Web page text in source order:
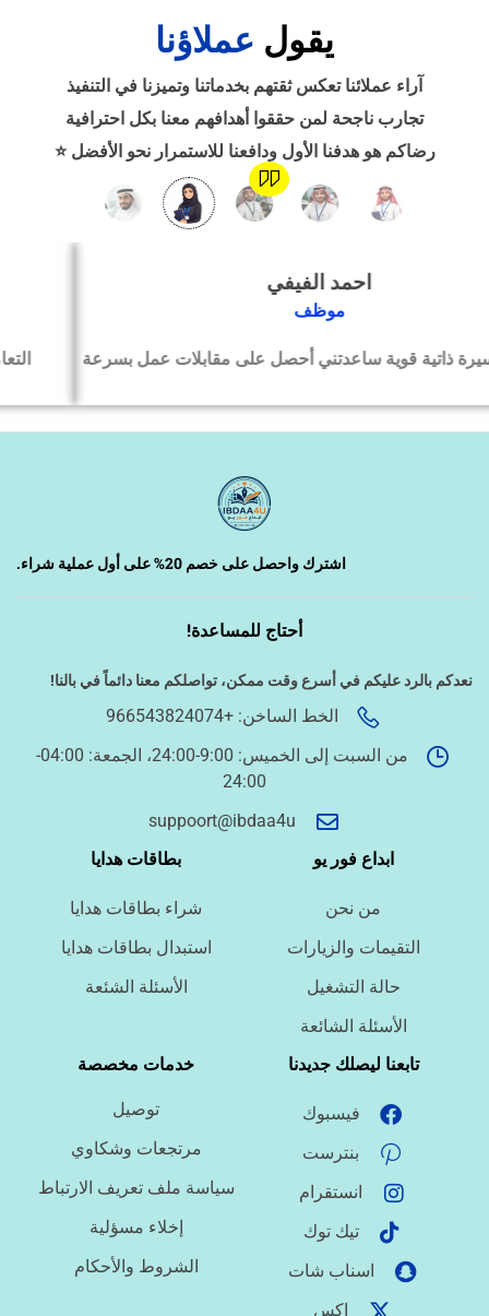
يقول عملاؤنا
آراء عملائنا تعكس ثقتهم بخدماتنا وتميزنا في التنفيذ
تجارب ناجحة لمن حققوا أهدافهم معنا بكل احترافية
رضاكم هو هدفنا الأول ودافعنا للاستمرار نحو الأفضل ⭐
عمل بسرعة التعامل راقٍ والالتزام بالمواعيد واضح، أنصح
اشترك واحصل على خصم 20% على أول عملية شراء.
أحتاج للمساعدة!
نعدكم بالرد عليكم في أسرع وقت ممكن، تواصلكم معنا دائماً في بالنا!
الخط الساخن: +966543824074
من السبت إلى الخميس: 9:00-24:00، الجمعة: 04:00-
24:00
suppoort@ibdaa4u
ابداع فور يو
من نحن
التقيمات والزيارات
حالة التشغيل
الأسئلة الشائعة
بطاقات هدايا
شراء بطاقات هدايا
استبدال بطاقات هدايا
الأسئلة الشئعة
تابعنا ليصلك جديدنا
فيسبوك
بنترست
انستقرام
تيك توك
اسناب شات
اكس
خدمات مخصصة
توصيل
مرتجعات وشكاوي
سياسة ملف تعريف الارتباط
إخلاء مسؤلية
الشروط والأحكام
الوظائف ‹
تصميم موقع/متجر/تطبيق
التسويق الإلكتروني
دراسة الجدوى وخطط المشاريع
الخدمات الإلكترونية الحكومية
ما نوع الملف؟
ما درجة الاستعجال؟
هل تحتاج تنسيقًا أو توثيق مراجع؟